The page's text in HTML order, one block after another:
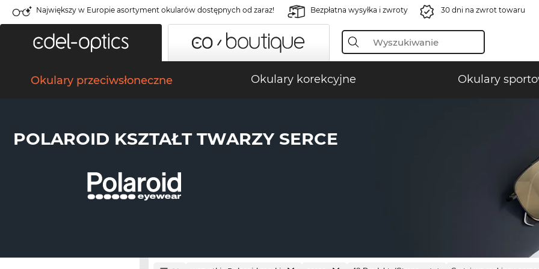
Największy w Europie asortyment okularów dostępnych od zaraz! Bezpłatna wysyłka i zwroty 30 dni na zwrot towaru
Okulary przeciwsłoneczne Okulary korekcyjne Okulary
POLAROID KSZTAŁT TWARZY SERCE